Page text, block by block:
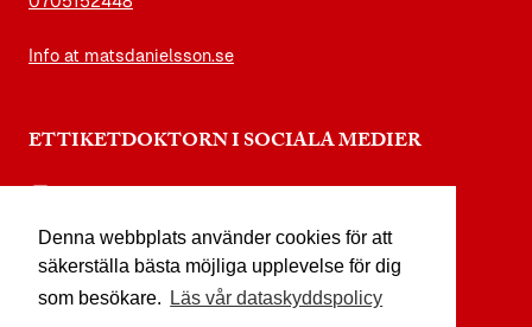
Denna webbplats använder cookies för att
säkerställa bästa möjliga upplevelse för dig
som besökare.
Läs vår dataskyddspolicy
Info at matsdanielsson.se
ETTIKETDOKTORN I SOCIALA MEDIER
facebook.com/etikettdoktorn
youtube.com/etikettdoktorn